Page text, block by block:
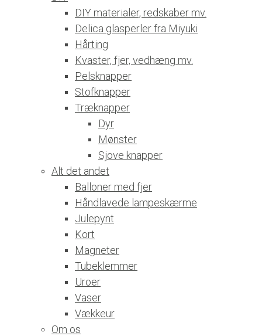
DIY materialer, redskaber mv.
Delica glasperler fra Miyuki
Hårting
Kvaster, fjer, vedhæng mv.
Pelsknapper
Stofknapper
Træknapper
Dyr
Mønster
Sjove knapper
Alt det andet
Balloner med fjer
Håndlavede lampeskærme
Julepynt
Kort
Magneter
Tubeklemmer
Uroer
Vaser
Vækkeur
Om os